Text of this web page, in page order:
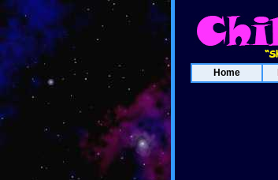
Home